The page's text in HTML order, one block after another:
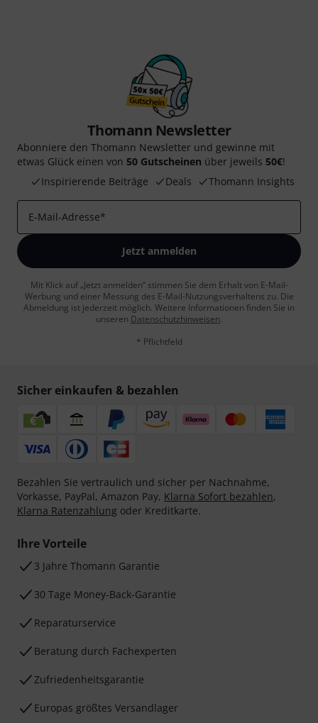
Thomann Newsletter
Abonniere den Thomann Newsletter und gewinne mit
etwas Glück einen von 50 Gutscheinen über jeweils 50€!
Inspirierende Beiträge
Deals Thomann Insights
E-Mail-Adresse*
Jetzt anmelden
Mit Klick auf „Jetzt anmelden“ stimmen Sie dem Erhalt von E-Mail-
Werbung und einer Messung des E-Mail-Nutzungsverhaltens zu. Die
Abmeldung ist jederzeit möglich. Weitere Informationen finden Sie in
unseren Datenschutzhinweisen.
* Pflichtfeld
Sicher einkaufen & bezahlen
Bezahlen Sie vertraulich und sicher per Nachnahme,
Vorkasse, PayPal, Amazon Pay, Klarna Sofort bezahlen,
Klarna Ratenzahlung oder Kreditkarte.
Ihre Vorteile
3 Jahre Thomann Garantie
30 Tage Money-Back-Garantie
Reparaturservice
Beratung durch Fachexperten
Zufriedenheitsgarantie
Europas größtes Versandlager